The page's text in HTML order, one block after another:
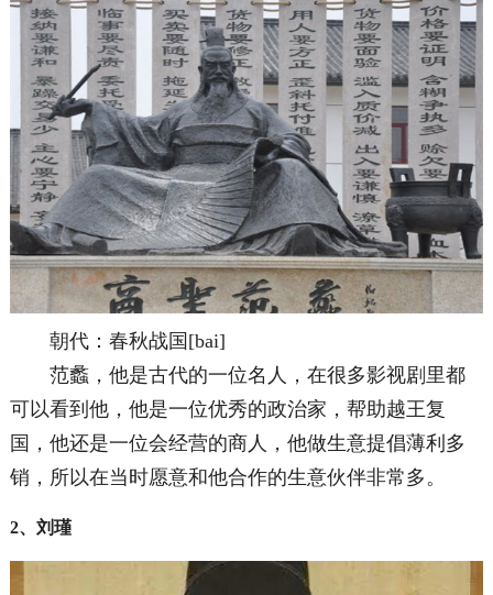
朝代：春秋战国[bai]
范蠡，他是古代的一位名人，在很多影视剧里都
可以看到他，他是一位优秀的政治家，帮助越王复
国，他还是一位会经营的商人，他做生意提倡薄利多
销，所以在当时愿意和他合作的生意伙伴非常多。
2、刘瑾